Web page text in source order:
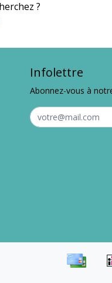
?
Infolettre
Abonnez-vous à